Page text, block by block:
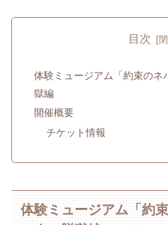
目次
体験ミュージアム「約束のネ
獄編
開催概要
チケット情報
体験ミュージアム「約